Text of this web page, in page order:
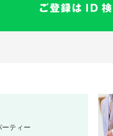
ティー